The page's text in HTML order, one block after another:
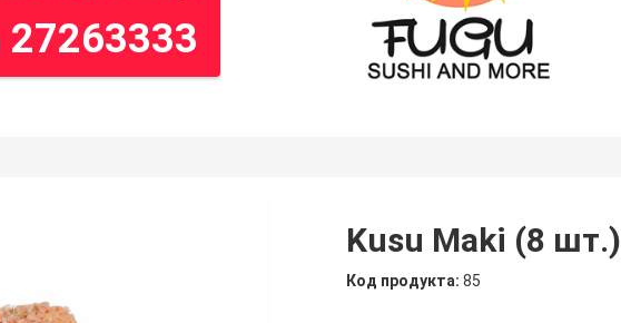
27263333
Kusu Maki (8 шт.)
Код продукта: 85